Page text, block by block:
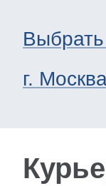
Выбрать
г.